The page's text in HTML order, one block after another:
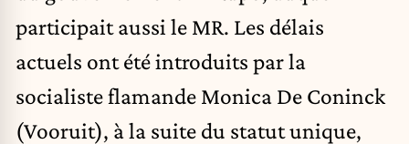
participait aussi le MR. Les délais
actuels ont été introduits par la
socialiste flamande Monica De Coninck
(Vooruit), à la suite du statut unique,